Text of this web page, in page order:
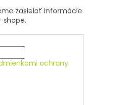
zasielať informácie
ochrany